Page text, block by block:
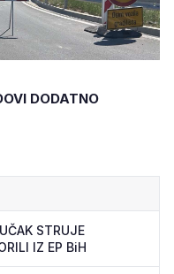
DODATNO
STRUJE
IZ EP BiH